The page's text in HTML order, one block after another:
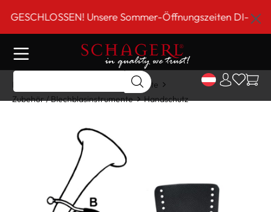
springen Unsere Sommer-Öffnungszeiten DI-FR 9
Home
Blechblasinstrumente
Zubehör / Blechblasinstrumente
Handschutz